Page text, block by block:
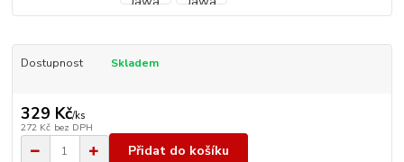
Dostupnost Skladem
329 Kč/ks
272 Kč bez DPH
Přidat do košíku